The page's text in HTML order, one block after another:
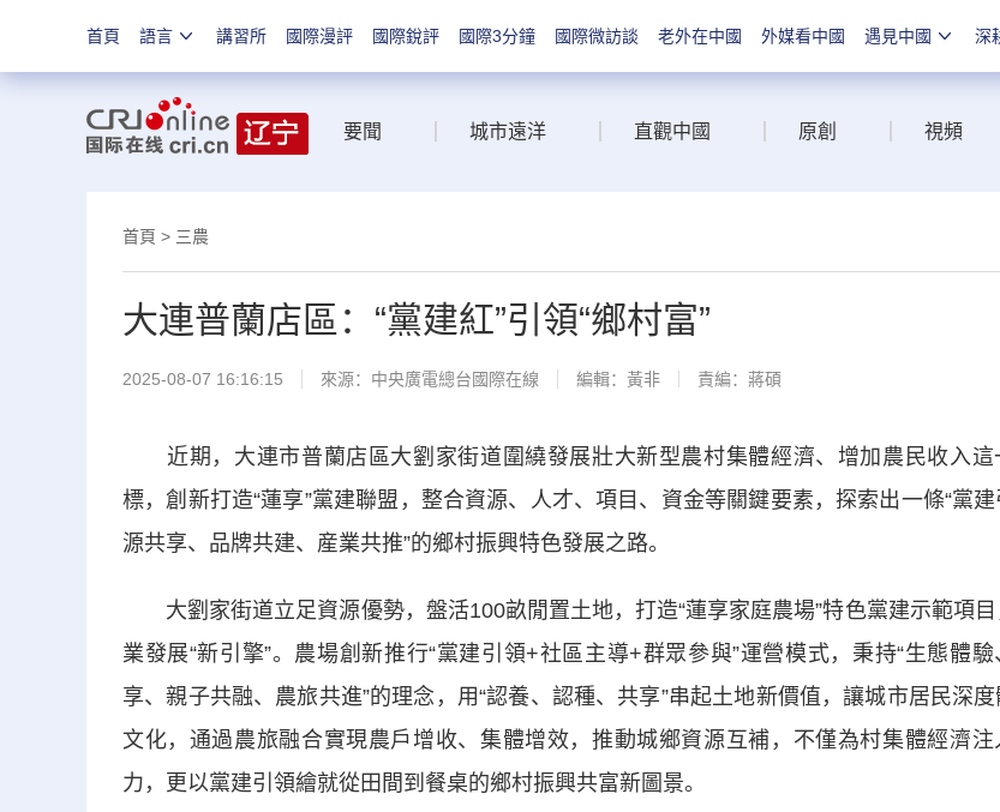
首頁 語言 講習所 國際漫評 國際銳評 國際3分鐘 國際微訪談 老外在中國 外媒看中國 遇見中國 深
要聞 城市遠洋 直觀中國 原創 視頻
首頁 > 三農
大連普蘭店區：“黨建紅”引領“鄉村富”
2025-08-07 16:16:15 來源：中央廣電總台國際在線 編輯：黃非 責編：蔣碩
近期，大連市普蘭店區大劉家街道圍繞發展壯大新型農村集體經濟、增加農民收入這
標，創新打造“蓮享”黨建聯盟，整合資源、人才、項目、資金等關鍵要素，探索出一條“黨
源共享、品牌共建、産業共推”的鄉村振興特色發展之路。
大劉家街道立足資源優勢，盤活100畝閒置土地，打造“蓮享家庭農場”特色黨建示範項目
業發展“新引擎”。農場創新推行“黨建引領+社區主導+群眾參與”運營模式，秉持“生態體
享、親子共融、農旅共進”的理念，用“認養、認種、共享”串起土地新價值，讓城市居民深
文化，通過農旅融合實現農戶增收、集體增效，推動城鄉資源互補，不僅為村集體經濟注
力，更以黨建引領繪就從田間到餐桌的鄉村振興共富新圖景。